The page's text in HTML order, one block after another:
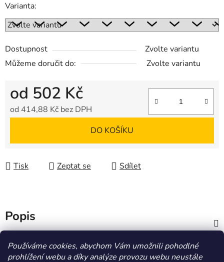
Používáme cookies, abychom Vám umožnili pohodlné
prohlížení webu a díky analýze provozu webu neustále
Varianta:
Dostupnost
Zvolte variantu
Můžeme doručit do:
Zvolte variantu
od 502 Kč
od 414,88 Kč bez DPH
DO KOŠÍKU
Tisk Zeptat se Sdílet
Popis
Diskuze